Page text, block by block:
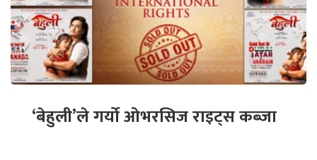
‘बेहुली’ले गर्यो ओभरसिज राइट्स कब्जा